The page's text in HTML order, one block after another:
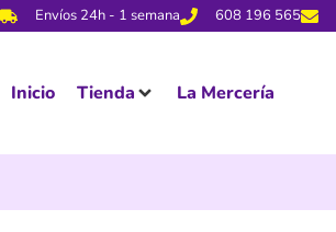
Envíos 24h - 1 semana 608 196 565
Inicio Tienda La Mercería